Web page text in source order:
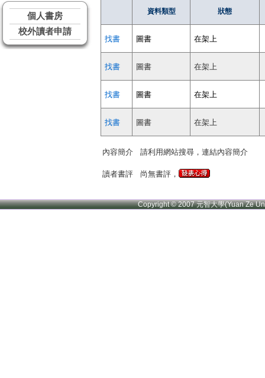
個人書房
校外讀者申請
資料類型 狀態
找書 圖書 在架上
找書 圖書 在架上
找書 圖書 在架上
找書 圖書 在架上
內容簡介 請利用網站搜尋，連結內容簡介
讀者書評 尚無書評，
Copyright © 2007 元智大學(Yuan Ze